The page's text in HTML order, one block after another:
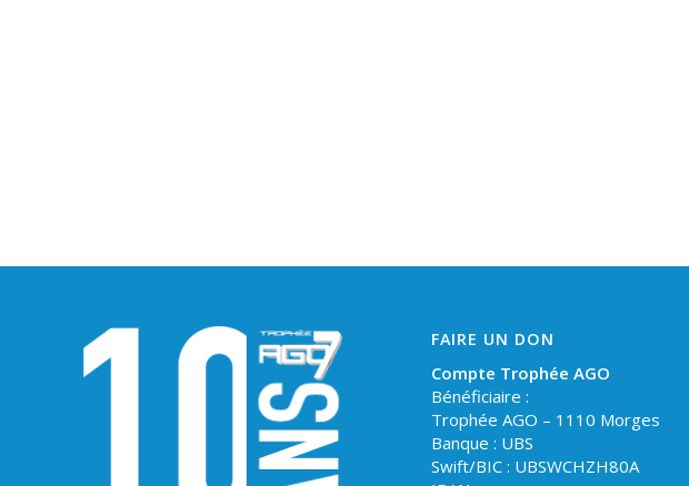
FAIRE UN DON
Compte Trophée AGO
Bénéficiaire :
Trophée AGO – 1110 Morges
Banque : UBS
Swift/BIC : UBSWCHZH80A